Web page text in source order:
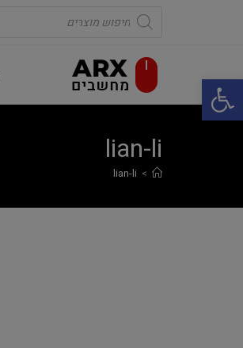
פתח סרגל נגישות
Products
search
lian-li
>
lian-li